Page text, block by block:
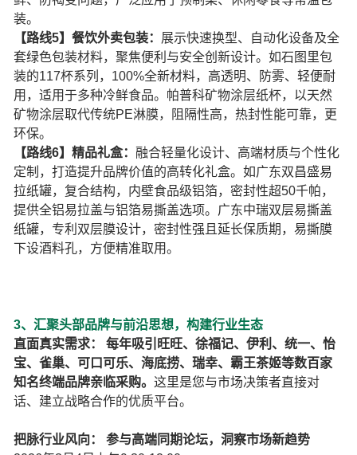
装。
【路线5】餐饮外卖包装： 展示快速换型、自动化设备及全
套绿色包装材料，聚焦便利与安全创新设计。如石图里包
装的117杯系列，100%全新材料，高透明、防雾、轻便耐
用，适用于多种冷鲜食品。帕普科矿物涂层纸杯，以天然
矿物涂层取代传统PE淋膜，阻隔性高，热封性能可靠，更
环保。
【路线6】精品礼盒： 融合轻量化设计、高端材质与个性化
定制，打造提升品牌价值的高转化礼盒。如广东双昌盛易
拉纸罐，复合结构，内壁食品级铝箔，密封性超50千帕，
提供全铝易拉盖与铝箔易撕盖选项。广东中瑞双层易撕盖
纸罐，专利双层膜设计，密封性强且延长保质期，易撕膜
下设酒料孔，方便精准取用。
3、汇聚头部品牌与前沿思想，构建行业生态
直面真实需求： 每年吸引旺旺、徐福记、伊利、统一、怡
宝、雀巢、可口可乐、海底捞、瑞幸、霸王茶姬等数百家
知名终端品牌亲临采购。 这里是您与市场决策者直接对
话、建立战略合作的优质平台。
把脉行业风向： 参与高端同期论坛，洞察市场新趋势